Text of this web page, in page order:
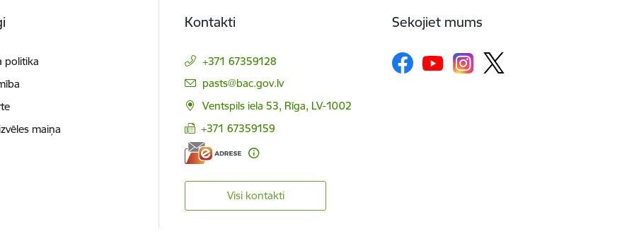
politika
maiņa
Kontakti
+371 67359128
E-pasts:
pasts@bac.gov.lv
Ventspils iela 53, Rīga, LV-1002
+371 67359159
Visi kontakti
Sekojiet mums